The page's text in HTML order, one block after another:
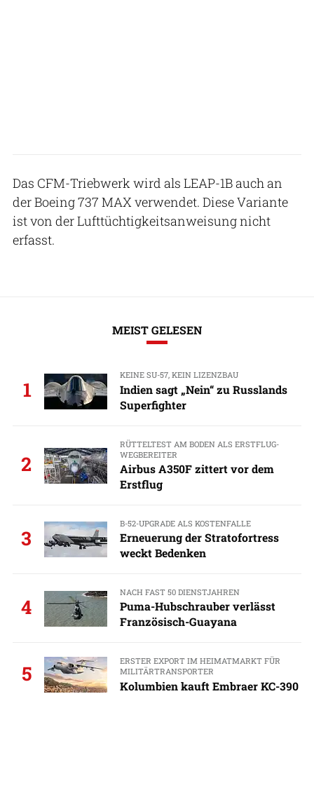
Das CFM-Triebwerk wird als LEAP-1B auch an
der Boeing 737 MAX verwendet. Diese Variante
ist von der Lufttüchtigkeitsanweisung nicht
erfasst.
MEIST GELESEN
1
KEINE SU-57, KEIN LIZENZBAU
Indien sagt „Nein“ zu Russlands
Superfighter
2
RÜTTELTEST AM BODEN ALS ERSTFLUG-
WEGBEREITER
Airbus A350F zittert vor dem
Erstflug
3
B-52-UPGRADE ALS KOSTENFALLE
Erneuerung der Stratofortress
weckt Bedenken
4
NACH FAST 50 DIENSTJAHREN
Puma-Hubschrauber verlässt
Französisch-Guayana
5
ERSTER EXPORT IM HEIMATMARKT FÜR
MILITÄRTRANSPORTER
Kolumbien kauft Embraer KC-390